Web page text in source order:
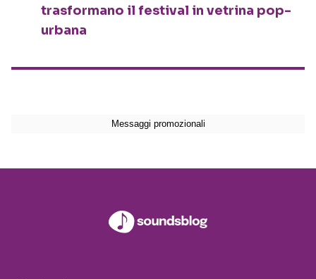
trasformano il festival in vetrina pop-
urbana